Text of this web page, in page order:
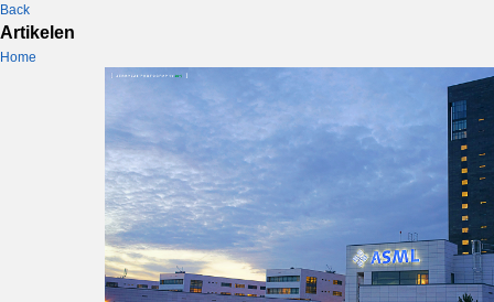
Back
Artikelen
Home